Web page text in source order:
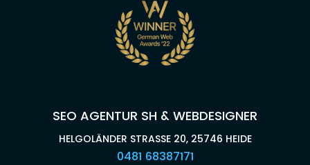
SEO AGENTUR SH & WEBDESIGNER
HELGOLÄNDER STRASSE 20, 25746 HEIDE
0481 68387171